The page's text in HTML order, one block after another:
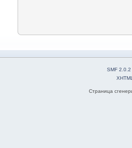
SMF 2.0.2
Страница